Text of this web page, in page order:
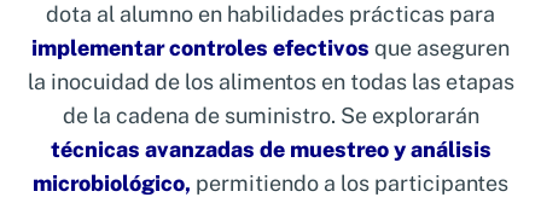
dota al alumno en habilidades prácticas para
implementar controles efectivos que aseguren
la inocuidad de los alimentos en todas las etapas
de la cadena de suministro. Se explorarán
técnicas avanzadas de muestreo y análisis
microbiológico, permitiendo a los participantes